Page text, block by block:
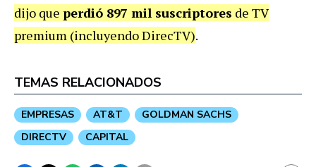
dijo que perdió 897 mil suscriptores de TV
premium (incluyendo DirecTV).
TEMAS RELACIONADOS
EMPRESAS AT&T
GOLDMAN SACHS
DIRECTV
CAPITAL